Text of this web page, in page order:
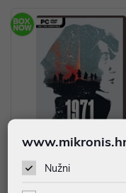
PC 1971 PROJECT HELIOS
Nužni